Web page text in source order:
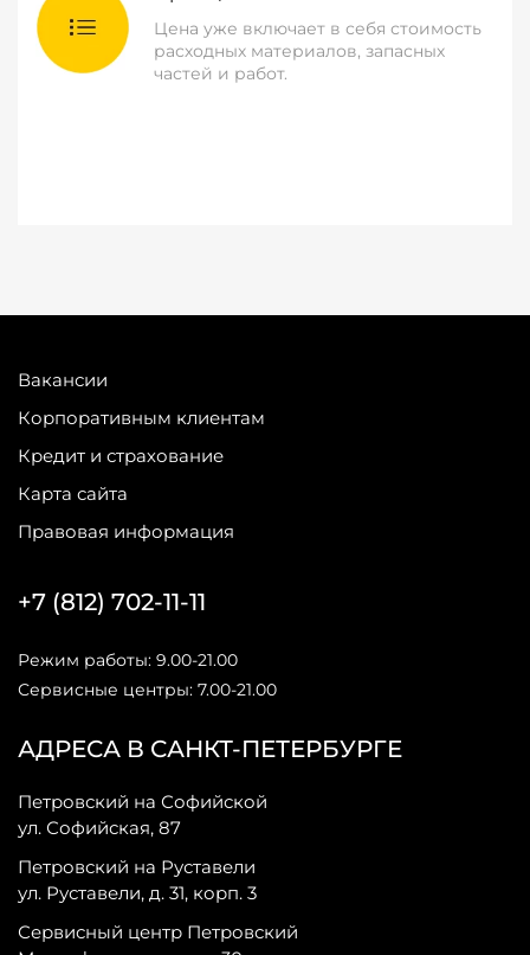
Цена уже включает в себя стоимость
расходных материалов, запасных
частей и работ.
Вакансии
Корпоративным клиентам
Кредит и страхование
Карта сайта
Правовая информация
АДРЕСА В САНКТ-ПЕТЕРБУРГЕ
Петровский на Софийской
ул. Софийская, 87
Петровский на Руставели
ул. Руставели, д. 31, корп. 3
Сервисный центр Петровский
+7 (812) 702-11-11
Режим работы: 9.00-21.00
Сервисные центры: 7.00-21.00